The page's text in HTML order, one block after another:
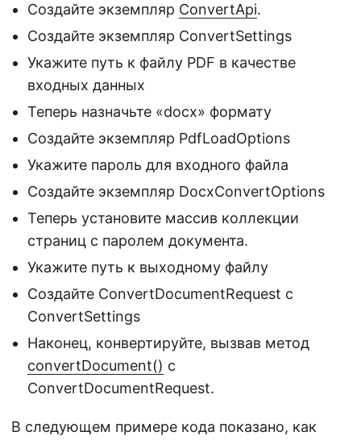
Создайте экземпляр ConvertApi.
Создайте экземпляр ConvertSettings
Укажите путь к файлу PDF в качестве
входных данных
Теперь назначьте «docx» формату
Создайте экземпляр PdfLoadOptions
Укажите пароль для входного файла
Создайте экземпляр DocxConvertOptions
Теперь установите массив коллекции
страниц с паролем документа.
Укажите путь к выходному файлу
Создайте ConvertDocumentRequest с
ConvertSettings
Наконец, конвертируйте, вызвав метод
convertDocument() с
ConvertDocumentRequest.
В следующем примере кода показано, как